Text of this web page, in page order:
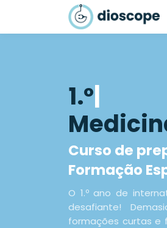
|
Curso de
Formação
O 1.º ano de
desafiante!
formações curtas e